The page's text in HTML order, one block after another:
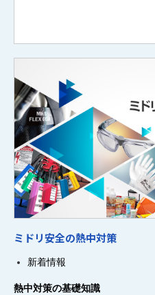
ミドリ安全の熱中対策
新着情報
熱中対策の基礎知識